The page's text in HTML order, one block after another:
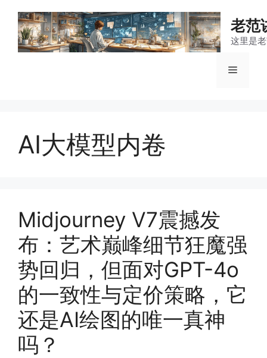
老范
这里是
菜
AI大模型内卷
Midjourney V7震撼发
布：艺术巅峰细节狂魔强
势回归，但面对GPT-4o
的一致性与定价策略，它
还是AI绘图的唯一真神
吗？